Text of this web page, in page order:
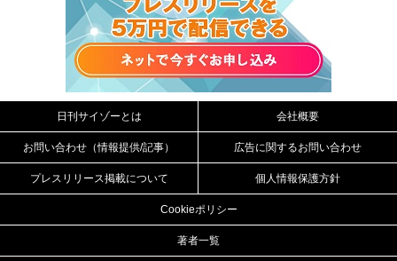
日刊サイゾーとは 会社概要
お問い合わせ（情報提供/記事） 広告に関するお問い合わせ
プレスリリース掲載について 個人情報保護方針
Cookieポリシー
著者一覧